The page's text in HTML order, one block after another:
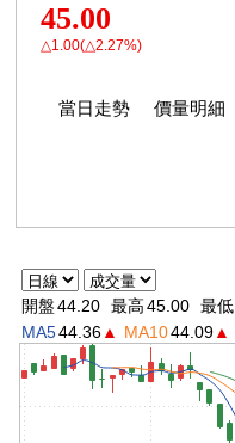
45.00
△1.00(△2.27%)
當日走勢 價量明細
開盤44.20 最高45.00 最低
MA544.36▲ MA1044.09▲